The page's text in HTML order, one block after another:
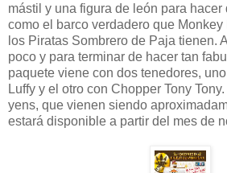
mástil y una figura de león para
como el barco verdadero que Monkey
los Piratas Sombrero de Paja tienen.
poco y para terminar de hacer tan
paquete viene con dos tenedores,
Luffy y el otro con Chopper Tony
yens, que vienen siendo
estará disponible a partir del mes de